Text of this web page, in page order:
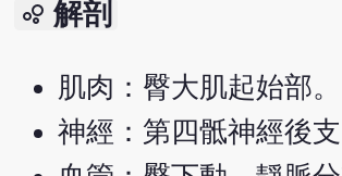
bubble_chart 解剖
肌肉：臀大肌起始部。
神經：第四骶神經後支